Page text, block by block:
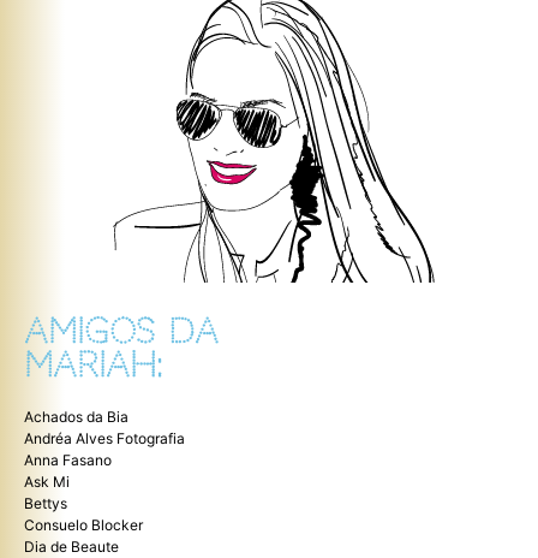
AMIGOS DA
MARIAH:
Achados da Bia
Andréa Alves Fotografia
Anna Fasano
Ask Mi
Bettys
Consuelo Blocker
Dia de Beaute